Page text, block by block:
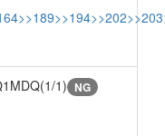
>>189>>194>>202>>203
1) NG